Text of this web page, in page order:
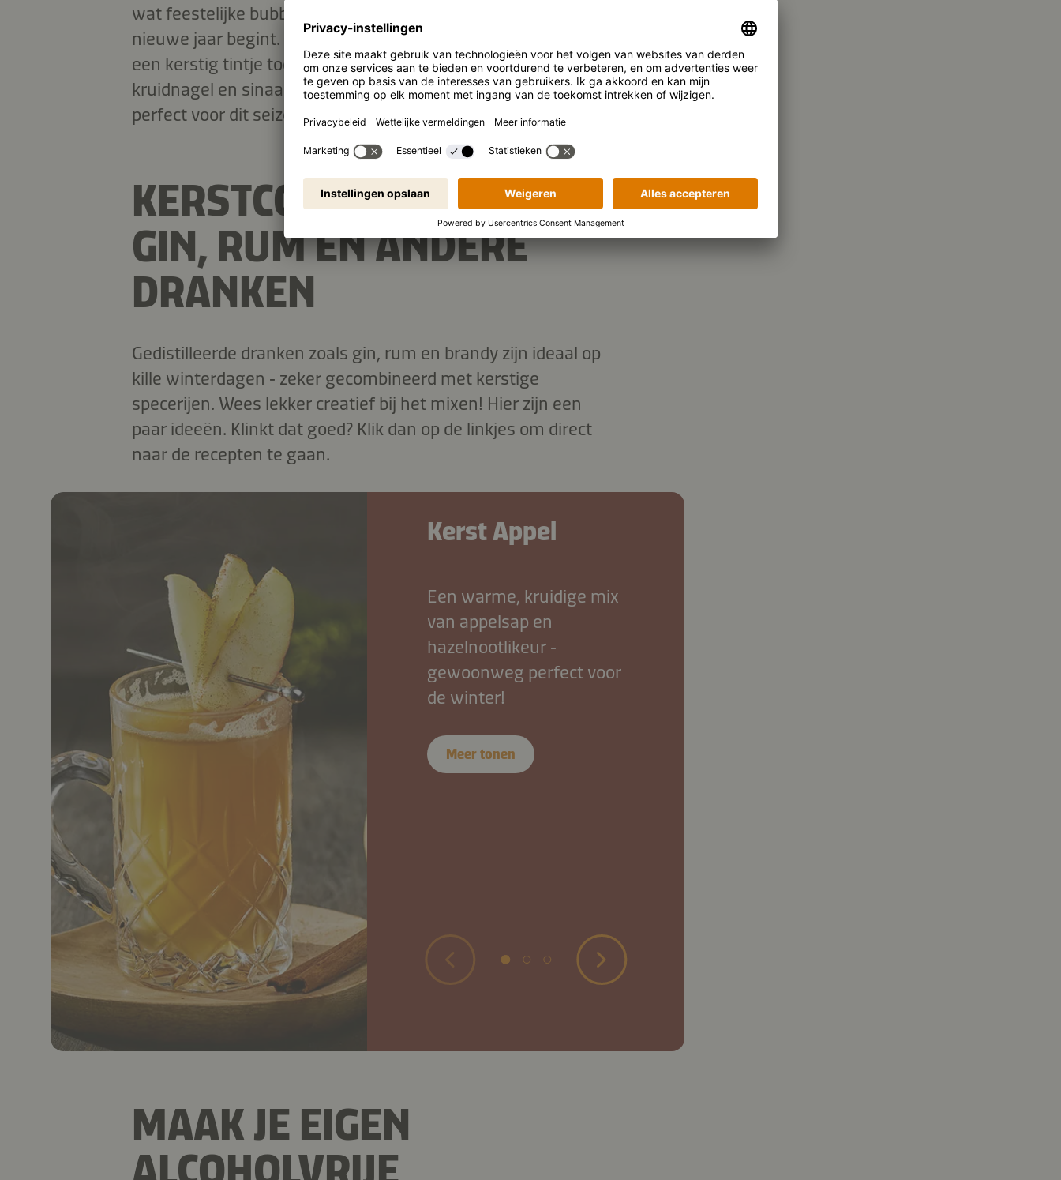
wat feestelijke bubbels, zelfs voordat het aftellen tot het
nieuwe jaar begint. Hou je van winterse smaken, voeg dan
een kerstig tintje toe aan je drankjes met wat kaneel,
kruidnagel en sinaasappel. Ook vanille en kardemom zijn
perfect voor dit seizoen.
KERSTCOCKTAILS MET
GIN, RUM EN ANDERE
DRANKEN
Gedistilleerde dranken zoals gin, rum en brandy zijn ideaal op
kille winterdagen ‑ zeker gecombineerd met kerstige
specerijen. Wees lekker creatief bij het mixen! Hier zijn een
paar ideeën. Klinkt dat goed? Klik dan op de linkjes om direct
naar de recepten te gaan.
Kerst Appel
Een warme, kruidige mix
van appelsap en
hazelnootlikeur ‑
gewoonweg perfect voor
de winter!
Meer tonen
MAAK JE EIGEN